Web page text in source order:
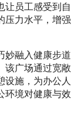
让员工感受到自
压力水平，增强
妙融入健康步道
该广场通过宽敞
设施，为办公人
环境对健康与效